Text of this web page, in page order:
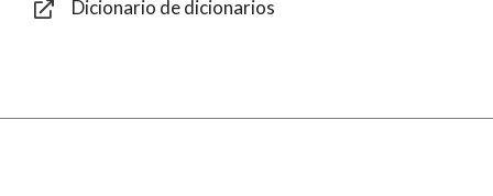
Dicionario de dicionarios